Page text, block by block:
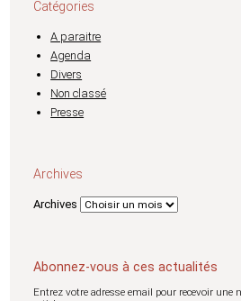
Catégories
A paraitre
Agenda
Divers
Non classé
Presse
Archives
Archives
Abonnez-vous à ces actualités
Entrez votre adresse email pour recevoir une